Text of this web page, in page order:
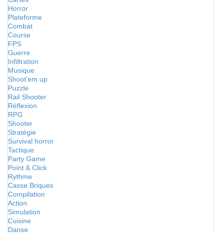
Horror
Plateforme
Combat
Course
FPS
Guerre
Infiltration
Musique
Shoot'em up
Puzzle
Rail Shooter
Réflexion
RPG
Shooter
Stratégie
Survival horror
Tactique
Party Game
Point & Click
Rythme
Casse Briques
Compilation
Action
Simulation
Cuisine
Danse